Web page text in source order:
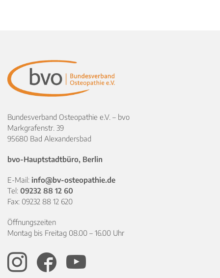
Bundesverband Osteopathie e.V. – bvo
Markgrafenstr. 39
95680 Bad Alexandersbad
bvo-Hauptstadtbüro, Berlin
E-Mail: info@bv-osteopathie.de
Tel: 09232 88 12 60
Fax: 09232 88 12 620
Öffnungszeiten
Montag bis Freitag 08.00 – 16.00 Uhr